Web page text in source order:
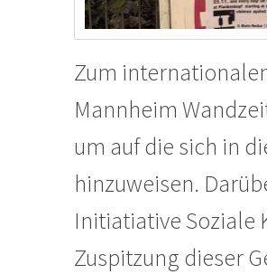
Zum
Mannheim
um auf die sich in
hinzuweisen.
Initiatiative Soziale
Zuspitzung dieser